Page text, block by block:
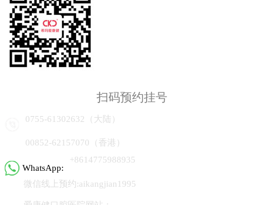
扫码预约挂号
0755-61302632（大陆）
00852-62157070（香港）
WhatsApp:
+8614775988935
微信线上预约:aikangjian1995